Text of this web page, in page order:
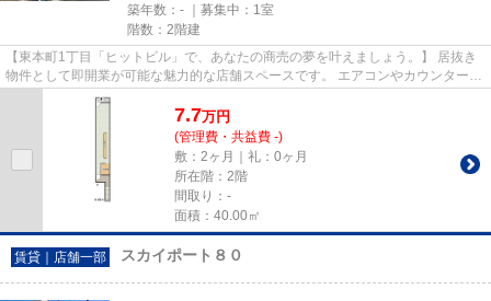
築年数：- ｜募集中： 1室
階数：2階建
【東本町1丁目「ヒットビル」で、あなたの商売の夢を叶えましょう。】 居抜き
物件として即開業が可能な魅力的な店舗スペースです。 エアコンやカウンターな
どの備品が既に設置されてお...
7.7万円
(管理費・共益費 -)
敷：2ヶ月｜礼：0ヶ月
所在階：2階
間取り：-
面積：40.00㎡
賃貸｜店舗一部 スカイポート８０